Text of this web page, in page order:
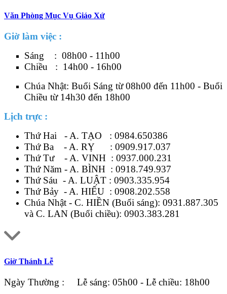
Văn Phòng Mục Vụ Giáo Xứ
Giờ làm việc :
Sáng : 08h00 - 11h00
Chiều : 14h00 - 16h00
Chúa Nhật: Buổi Sáng từ 08h00 đến 11h00 - Buổi
Chiều từ 14h30 đến 18h00
Lịch trực :
Thứ Hai - A. TẠO : 0984.650386
Thứ Ba - A. RỴ : 0909.917.037
Thứ Tư - A. VINH : 0937.000.231
Thứ Năm - A. BÌNH : 0918.749.937
Thứ Sáu - A. LUẬT : 0903.335.954
Thứ Bảy - A. HIẾU : 0908.202.558
Chúa Nhật - C. HIỀN (Buổi sáng): 0931.887.305
và C. LAN (Buổi chiều): 0903.383.281
Giờ Thánh Lễ
Ngày Thường : Lễ sáng: 05h00 - Lễ chiều: 18h00